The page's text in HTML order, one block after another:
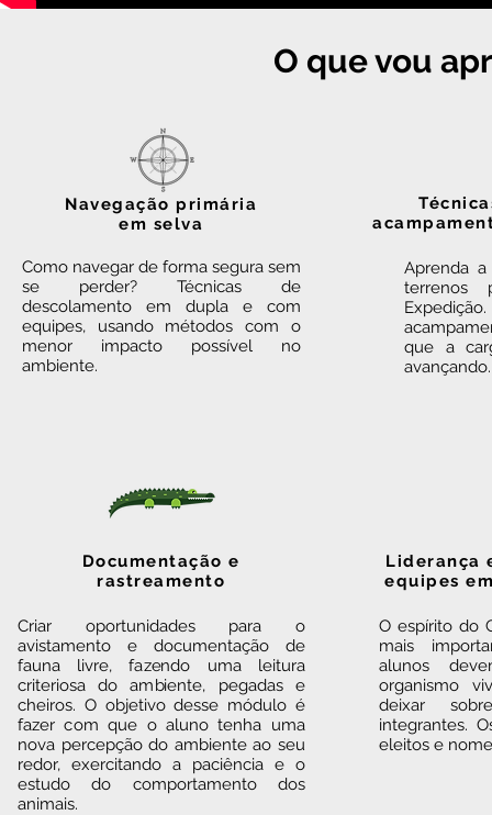
O que vou
Navegação primária
em selva
Como navegar de forma segura sem
se perder? Técnicas de
descolamento em dupla e com
equipes, usando métodos com o
menor impacto possível no
ambiente.
Documentação e
rastreamento
Criar oportunidades para o
avistamento e documentação de
fauna livre, fazendo uma leitura
criteriosa do ambiente, pegadas e
cheiros. O objetivo desse módulo é
fazer com que o aluno tenha uma
nova percepção do ambiente ao seu
redor, exercitando a paciência e o
estudo do comportamento dos
animais.
Aprenda
que a
Liderança
equipes
O espírito do
mais
alunos
organismo
deixar
integrantes.
eleitos e